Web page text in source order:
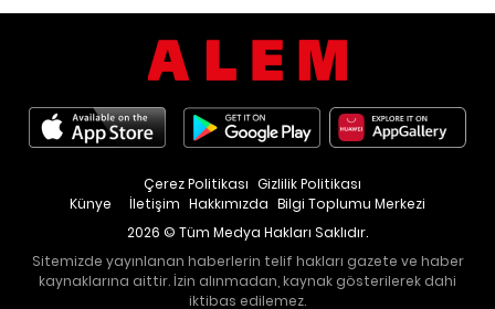
Künye İletişim Hakkımızda Bilgi Toplumu Merkezi
Çerez Politikası Gizlilik Politikası
2026 © Tüm Medya Hakları Saklıdır.
Sitemizde yayınlanan haberlerin telif hakları gazete ve haber
kaynaklarına aittir. İzin alınmadan, kaynak gösterilerek dahi
iktibas edilemez.